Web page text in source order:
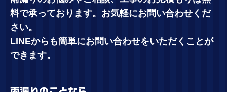
料で承っております。お気軽にお問い合わせくだ
さい。
LINEからも簡単にお問い合わせをいただくことが
できます。